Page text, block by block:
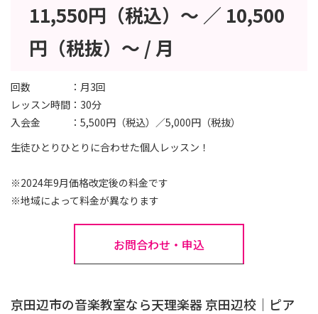
11,550円（税込）～ ／ 10,500
円（税抜）～ / 月
回数
月3回
レッスン時間
30分
入会金
5,500円（税込）／5,000円（税抜）
生徒ひとりひとりに合わせた個人レッスン！
※2024年9月価格改定後の料金です
※地域によって料金が異なります
お問合わせ・申込
京田辺市の音楽教室なら天理楽器 京田辺校｜ピア